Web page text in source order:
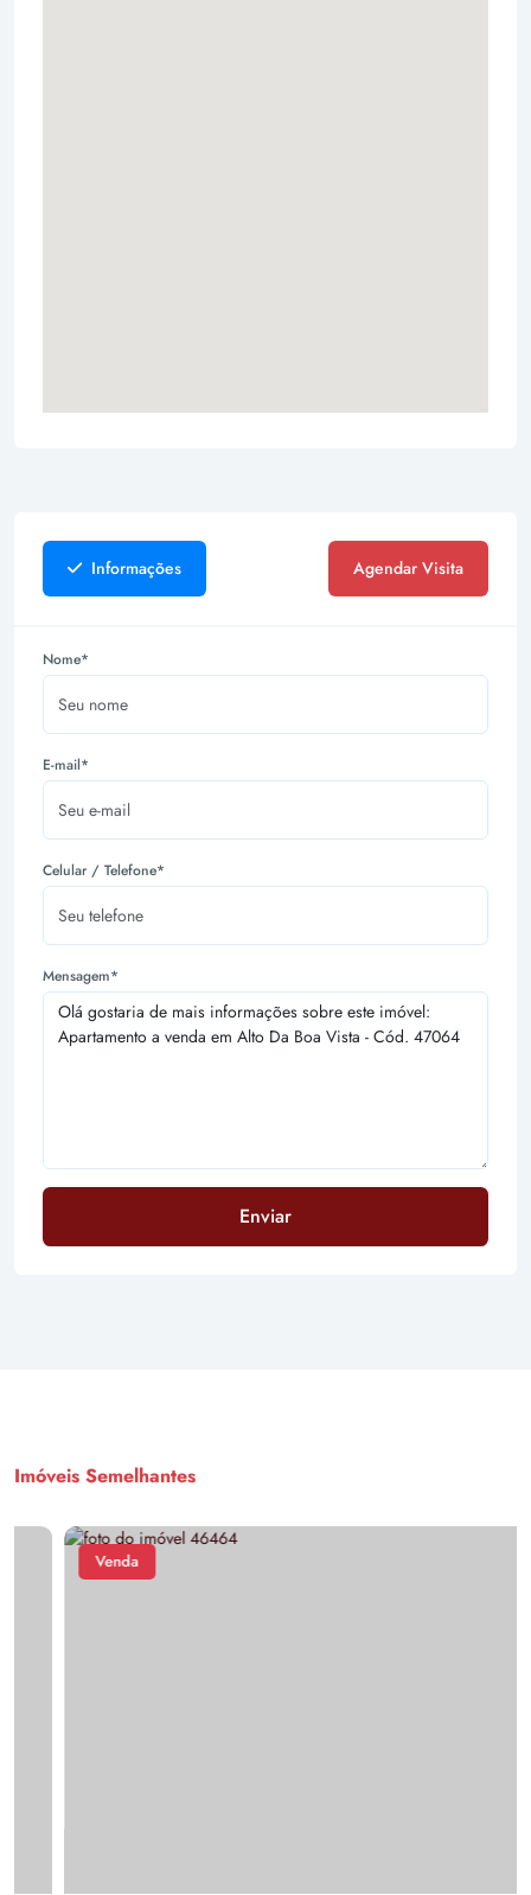
Informações Agendar Visita
Nome*
E-mail*
Celular / Telefone*
Mensagem*
Enviar
Imóveis Semelhantes